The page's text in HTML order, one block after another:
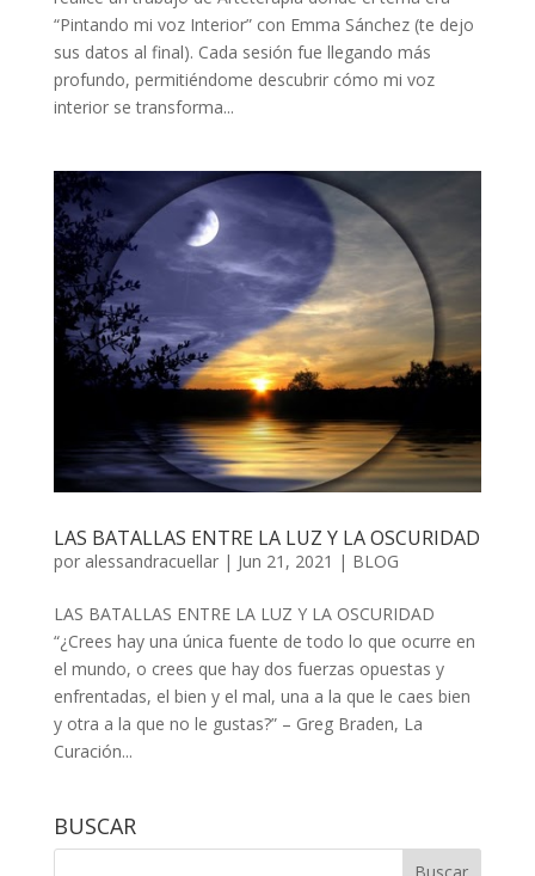
“Pintando mi voz Interior” con Emma Sánchez (te dejo
sus datos al final). Cada sesión fue llegando más
profundo, permitiéndome descubrir cómo mi voz
interior se transforma...
LAS BATALLAS ENTRE LA LUZ Y LA OSCURIDAD
por alessandracuellar| Jun 21, 2021 | BLOG
LAS BATALLAS ENTRE LA LUZ Y LA OSCURIDAD
“¿Crees hay una única fuente de todo lo que ocurre en
el mundo, o crees que hay dos fuerzas opuestas y
enfrentadas, el bien y el mal, una a la que le caes bien
y otra a la que no le gustas?” – Greg Braden, La
Curación...
BUSCAR